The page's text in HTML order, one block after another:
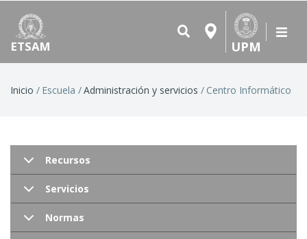
ETSAM UPM
Ruta
Inicio Escuela Administración y servicios Centro Informático
Recursos
Servicios
Normas